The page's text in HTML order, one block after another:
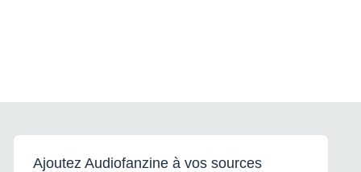
Ajoutez Audiofanzine à vos sources